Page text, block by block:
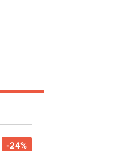
-24%